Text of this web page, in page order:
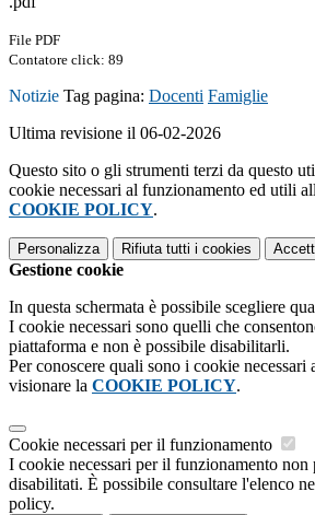
File PDF
Contatore click: 89
Notizie Tag pagina: Docenti Famiglie
Ultima revisione il 06-02-2026
Questo sito o gli strumenti terzi da questo
cookie necessari al funzionamento ed utili
COOKIE POLICY.
Personalizza Rifiuta tutti i cookies
Gestione cookie
In questa schermata è possibile scegliere
I cookie necessari sono quelli che
piattaforma e non è possibile disabilitarli.
Per conoscere quali sono i cookie necessari
visionare la COOKIE POLICY.
Cookie necessari per il funzionamento
I cookie necessari per il funzionamento non
disabilitati. È possibile consultare l'elenco
policy.